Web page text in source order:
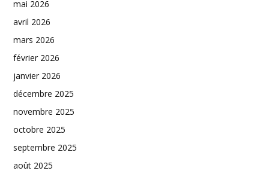
mai 2026
avril 2026
mars 2026
février 2026
janvier 2026
décembre 2025
novembre 2025
octobre 2025
septembre 2025
août 2025